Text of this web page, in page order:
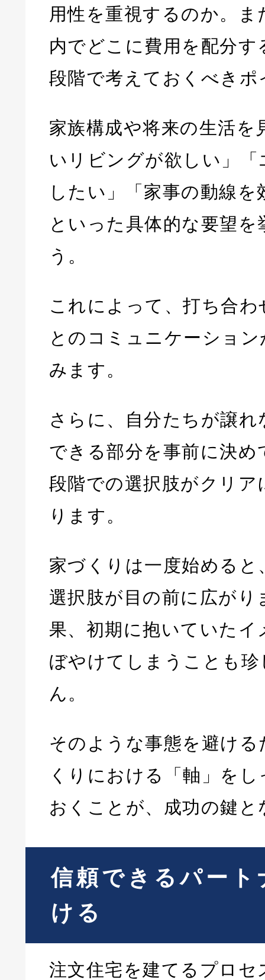
用性を重視するのか。ま
内でどこに費用を配分す
段階で考えておくべき
家族構成や将来の生活を
いリビングが欲しい」「
したい」「家事の動線を
といった具体的な要望
う。
これによって、打ち合わ
とのコミュニケーショ
みます。
さらに、自分たちが譲
できる部分を事前に決め
段階での選択肢がクリ
ります。
家づくりは一度始めると
選択肢が目の前に広がり
果、初期に抱いていたイ
ぼやけてしまうことも
ん。
そのような事態を避け
くりにおける「軸」を
おくことが、成功の鍵
信頼できるパート
ける
注文住宅を建てるプロセ